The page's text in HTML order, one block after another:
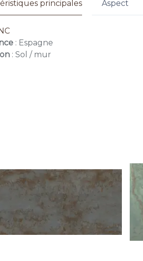
principales Aspect
: Espagne
: Sol / mur